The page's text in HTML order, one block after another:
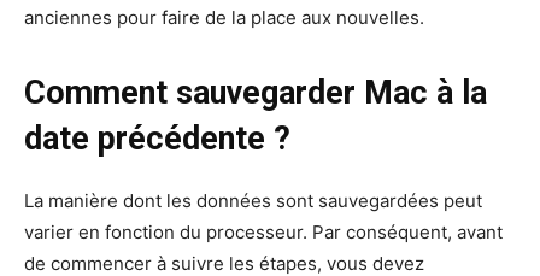
anciennes pour faire de la place aux nouvelles.
Comment sauvegarder Mac à la
date précédente ?
La manière dont les données sont sauvegardées peut
varier en fonction du processeur. Par conséquent, avant
de commencer à suivre les étapes, vous devez